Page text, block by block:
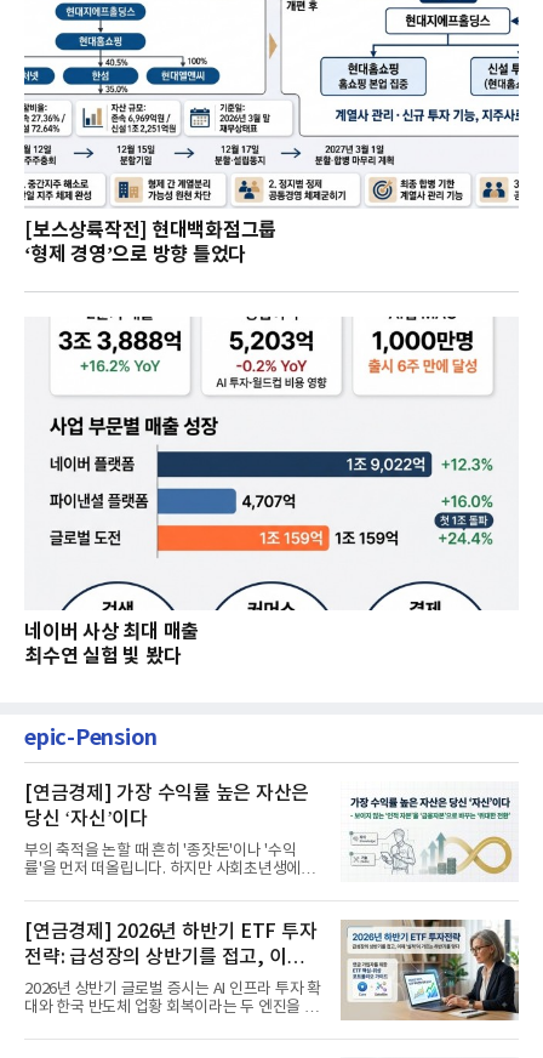
[보스상륙작전] 현대백화점그룹
‘형제 경영’으로 방향 틀었다
네이버 사상 최대 매출
최수연 실험 빛 봤다
epic-Pension
[연금경제] 가장 수익률 높은 자산은
당신 ‘자신’이다
부의 축적을 논할 때 흔히 '종잣돈'이나 '수익
률'을 먼저 떠올립니다. 하지만 사회초년생에게
[연금경제] 2026년 하반기 ETF 투자
전략: 급성장의 상반기를 접고, 이제
'실적'이 가르는 하반기를 맞다
2026년 상반기 글로벌 증시는 AI 인프라 투자 확
대와 한국 반도체 업황 회복이라는 두 엔진을 달